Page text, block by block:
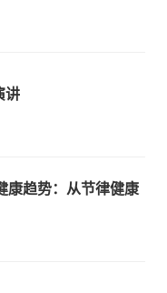
讲
趋势：从节律健康